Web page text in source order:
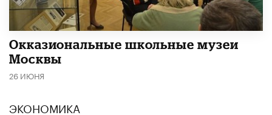
​Окказиональные школьные музеи
Москвы
26 ИЮНЯ
ЭКОНОМИКА